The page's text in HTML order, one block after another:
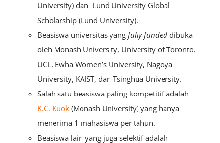
University) dan Lund University Global
Scholarship (Lund University).
Beasiswa universitas yang fully funded dibuka
oleh Monash University, University of Toronto,
UCL, Ewha Women’s University, Nagoya
University, KAIST, dan Tsinghua University.
Salah satu beasiswa paling kompetitif adalah
K.C. Kuok (Monash University) yang hanya
menerima 1 mahasiswa per tahun.
Beasiswa lain yang juga selektif adalah